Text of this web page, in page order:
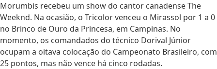
Morumbis recebeu um show do cantor canadenseThe
Weeknd. Na ocasião, o Tricolor venceu o Mirassol por 1 a 0
no Brinco de Ouro da Princesa, em Campinas. No
momento, os comandados do técnico Dorival Júnior
ocupam a oitava colocação do Campeonato Brasileiro, com
25 pontos, mas não vence há cinco rodadas.